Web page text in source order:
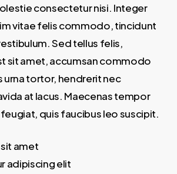
consectetur nisi. Integer
vitae felis commodo, tincidunt
Sed tellus felis,
sit amet, accumsan commodo
urna tortor, hendrerit nec
at lacus. Maecenas tempor
quis faucibus leo suscipit.
amet
adipiscing elit